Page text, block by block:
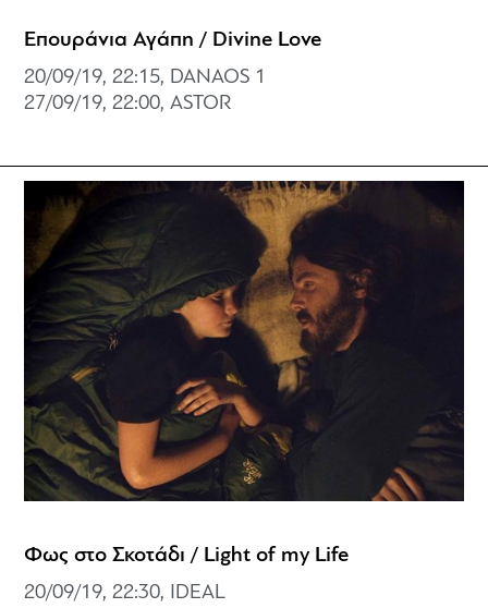
Επουράνια Αγάπη / Divine Love
20/09/19, 22:15, DANAOS 1
27/09/19, 22:00, ASTOR
Φως στο Σκοτάδι / Light of my Life
20/09/19, 22:30, IDEAL